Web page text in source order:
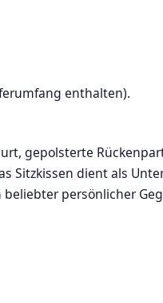
enthalten).
gepolsterte
dient als
persönlicher